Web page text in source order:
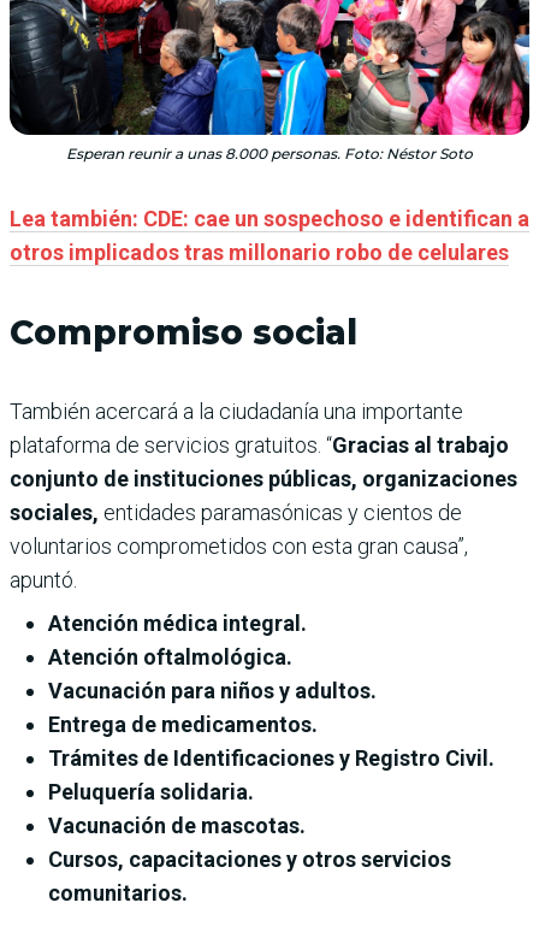
Esperan reunir a unas 8.000 personas. Foto: Néstor Soto
Lea también: CDE: cae un sospechoso e identifican a
otros implicados tras millonario robo de celulares
Compromiso social
También acercará a la ciudadanía una importante
plataforma de servicios gratuitos. “Gracias al trabajo
conjunto de instituciones públicas, organizaciones
sociales, entidades paramasónicas y cientos de
voluntarios comprometidos con esta gran causa”,
apuntó.
Atención médica integral.
Atención oftalmológica.
Vacunación para niños y adultos.
Entrega de medicamentos.
Trámites de Identificaciones y Registro Civil.
Peluquería solidaria.
Vacunación de mascotas.
Cursos, capacitaciones y otros servicios
comunitarios.